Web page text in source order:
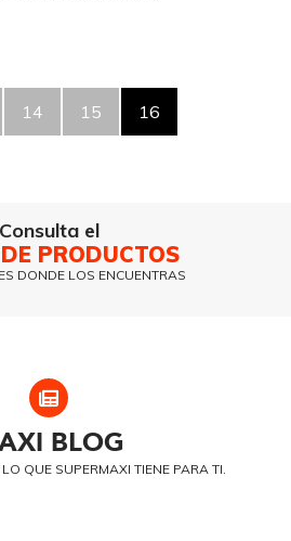
14 15 16
Consulta el
PRODUCTOS
DONDE LOS ENCUENTRAS
BLOG
QUE SUPERMAXI TIENE PARA TI.